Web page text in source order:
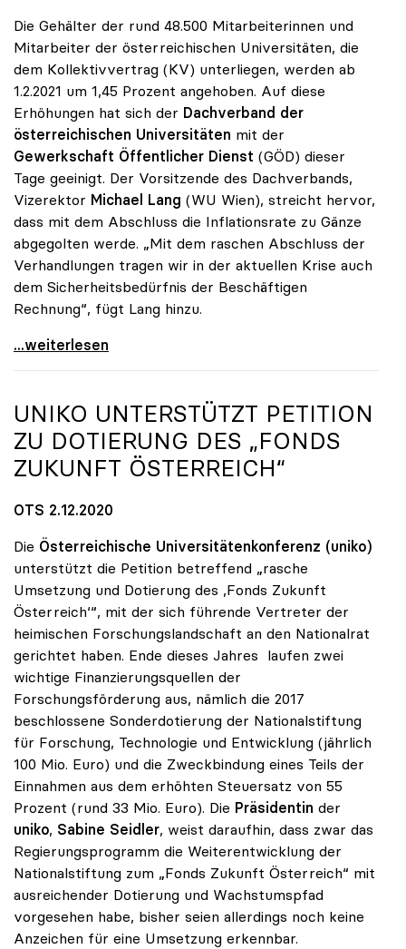
Die Gehälter der rund 48.500 Mitarbeiterinnen und
Mitarbeiter der österreichischen Universitäten, die
dem Kollektivvertrag (KV) unterliegen, werden ab
1.2.2021 um 1,45 Prozent angehoben. Auf diese
Erhöhungen hat sich der Dachverband der
österreichischen Universitäten mit der
Gewerkschaft Öffentlicher Dienst (GÖD) dieser
Tage geeinigt. Der Vorsitzende des Dachverbands,
Vizerektor Michael Lang (WU Wien), streicht hervor,
dass mit dem Abschluss die Inflationsrate zu Gänze
abgegolten werde. „Mit dem raschen Abschluss der
Verhandlungen tragen wir in der aktuellen Krise auch
dem Sicherheitsbedürfnis der Beschäftigen
Rechnung“, fügt Lang hinzu.
KV-Verhandlungen: Gehälter steigen um 1,45 Prozent
...weiterlesen
UNIKO UNTERSTÜTZT PETITION
ZU DOTIERUNG DES „FONDS
ZUKUNFT ÖSTERREICH“
OTS 2.12.2020
Die Österreichische Universitätenkonferenz (uniko)
unterstützt die Petition betreffend „rasche
Umsetzung und Dotierung des ,Fonds Zukunft
Österreich‘“, mit der sich führende Vertreter der
heimischen Forschungslandschaft an den Nationalrat
gerichtet haben. Ende dieses Jahres laufen zwei
wichtige Finanzierungsquellen der
Forschungsförderung aus, nämlich die 2017
beschlossene Sonderdotierung der Nationalstiftung
für Forschung, Technologie und Entwicklung (jährlich
100 Mio. Euro) und die Zweckbindung eines Teils der
Einnahmen aus dem erhöhten Steuersatz von 55
Prozent (rund 33 Mio. Euro). Die Präsidentin der
uniko, Sabine Seidler, weist daraufhin, dass zwar das
Regierungsprogramm die Weiterentwicklung der
Nationalstiftung zum „Fonds Zukunft Österreich“ mit
ausreichender Dotierung und Wachstumspfad
vorgesehen habe, bisher seien allerdings noch keine
Anzeichen für eine Umsetzung erkennbar.